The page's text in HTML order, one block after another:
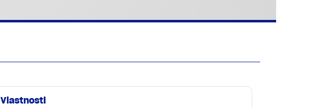
Vlastnosti